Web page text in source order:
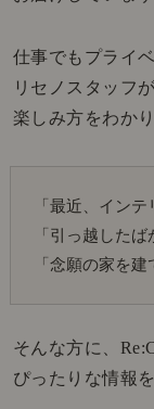
仕事でもプライ
リセノスタッフ
楽しみ方をわか
「最近、イン
「引っ越した
「念願の家を
そんな方に、
ぴったりな情報